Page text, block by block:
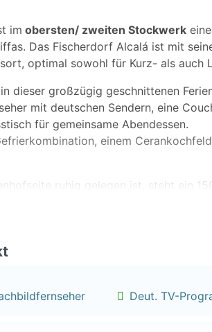
im obersten/ zweiten Stockwerk
Das Fischerdorf Alcalá ist mit
optimal sowohl für Kurz- als auch
dieser großzügig geschnittenen
mit deutschen Sendern, eine
für gemeinsame Abendessen.
einem
ruhig gelegen ist, steht ein
mit einem Spiegel verkleidet ist.
WC und ein Waschbecken, eine
insgesamt 2 Balkone. Ein Balkon ist
5,55qm mit einem Tisch und 2 Stühlen
Deut. TV-